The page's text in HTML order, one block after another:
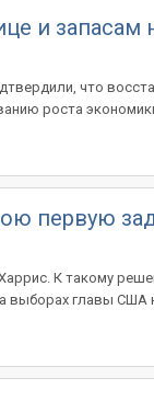
и запасам
что
роста
первую
К такому
главы США